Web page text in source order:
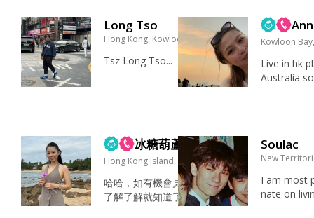
书店或者在雨天听爵
士乐，或许我们可以
从交换一张喜欢的歌
单开始。” 看书，听
音乐，做美食，陪家
人，喝茶，打游戏，
的夜店，我更喜欢在 l
ivehouse 听一场小...
动⚽️🏀 在沙
到这就是缘
友。...
Long Tso
Hong Kong, Kowloon, 香港
Tsz Long Tso...
Kowloon
Live in hk
Australia
eon my
ovie 🎥...
冰糖葫蘆
Hong Kong Island, 香港
哈哈，如有機會見面
了解了解就知道了 大
部分時間都在工作...
Soulac
New
I am most
nate on